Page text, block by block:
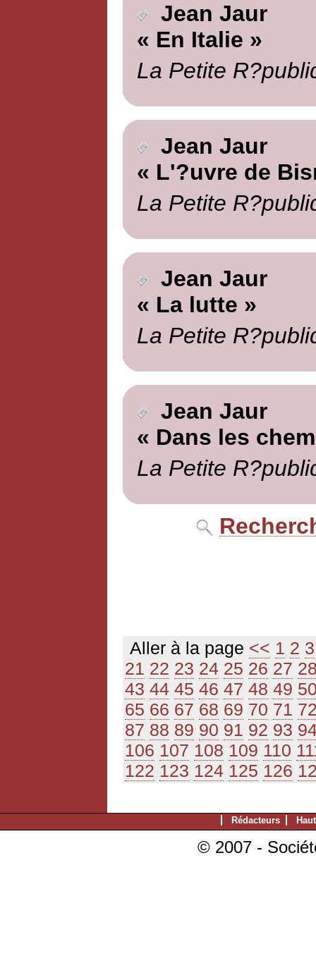
Jean Jaur
« En Italie »
La Petite
Jean Jaur
« L'?uvre de
La Petite
Jean Jaur
« La lutte »
La Petite
Jean Jaur
« Dans les
La Petite
Aller à la page << 1 2 3
21 22 23 24 25 26 27
43 44 45 46 47 48 49
65 66 67 68 69 70 71
87 88 89 90 91 92 93
106 107 108 109 110
122 123 124 125 126
Rédacteurs
© 2007 -